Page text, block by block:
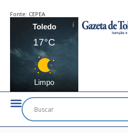
Fonte: CEPEA
Toledo
17°C
Limpo